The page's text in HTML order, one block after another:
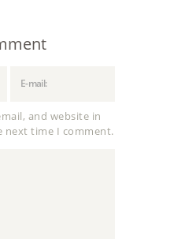
and website in
next time I comment.